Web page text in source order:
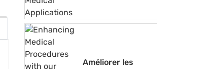
médicales
Améliorer les